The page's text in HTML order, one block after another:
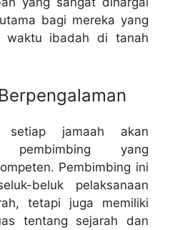
bagi mereka yang
waktu ibadah di tanah
setiap jamaah akan
yang
Pembimbing ini
beluk pelaksanaan
tetapi juga memiliki
tentang sejarah dan